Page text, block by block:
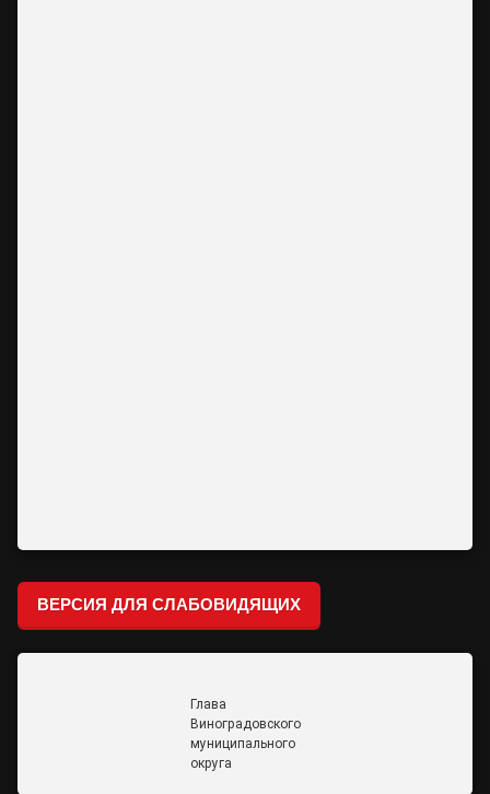
ВЕРСИЯ ДЛЯ СЛАБОВИДЯЩИХ
Глава
Виноградовского
муниципального
округа